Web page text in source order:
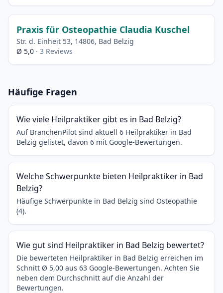
Praxis für Osteopathie Claudia Kuschel
Str. d. Einheit 53, 14806, Bad Belzig
Ø 5,0 · 3 Reviews
Häufige Fragen
Wie viele Heilpraktiker gibt es in Bad Belzig?
Auf BranchenPilot sind aktuell 6 Heilpraktiker in Bad
Belzig gelistet, davon 6 mit Google-Bewertungen.
Welche Schwerpunkte bieten Heilpraktiker in Bad
Belzig?
Häufige Schwerpunkte in Bad Belzig sind Osteopathie
(4).
Wie gut sind Heilpraktiker in Bad Belzig bewertet?
Die bewerteten Heilpraktiker in Bad Belzig erreichen im
Schnitt Ø 5,00 aus 63 Google-Bewertungen. Achten Sie
neben dem Durchschnitt auf die Anzahl der
Bewertungen.